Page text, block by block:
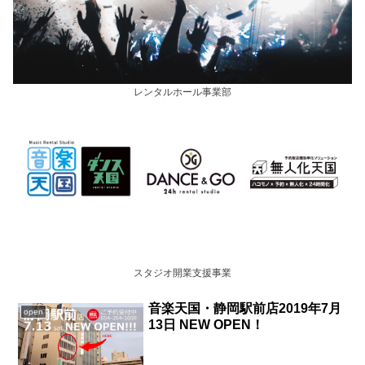
レンタルホール事業部
スタジオ開業支援事業
open
音楽天国・静岡駅前店2019年7月
13日 NEW OPEN！